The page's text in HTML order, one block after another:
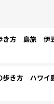
き方 島旅 伊
き方 ハワイ